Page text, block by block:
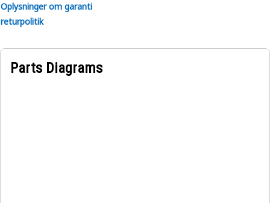
Oplysninger om garanti
returpolitik
Parts Diagrams